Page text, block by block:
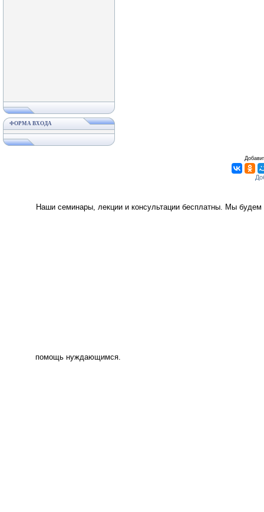
ФОРМА ВХОДА
Наши семинары, лекции и консультации бесплатны. Мы
помощь нуждающимся.